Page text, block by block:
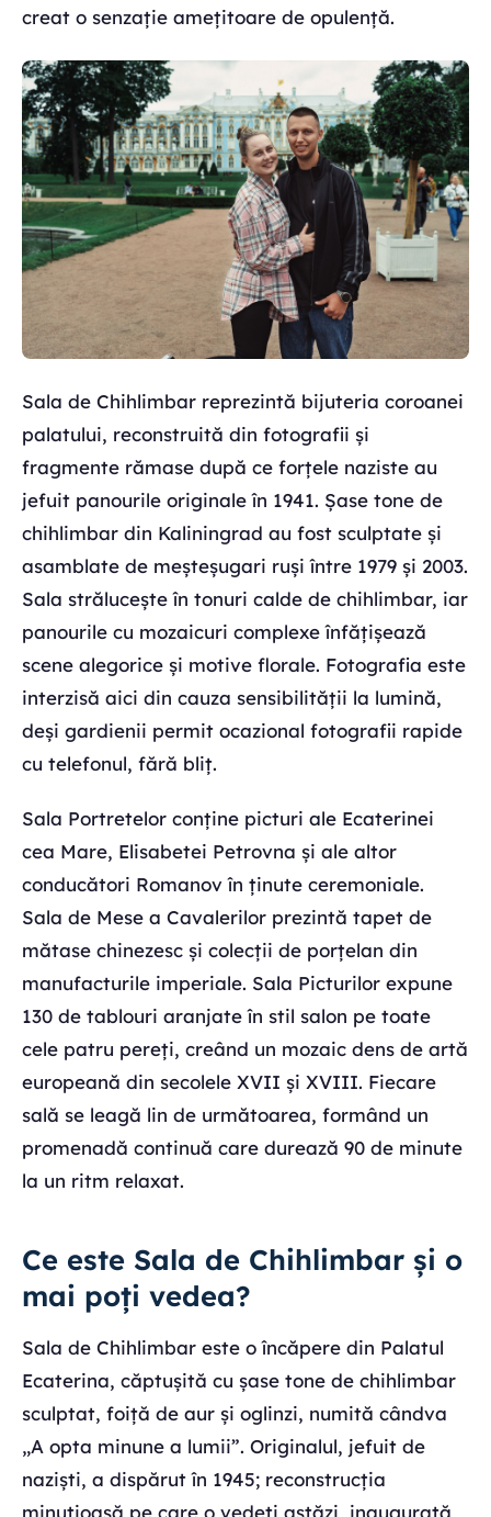
creat o senzație amețitoare de opulență.
Sala de Chihlimbar reprezintă bijuteria coroanei
palatului, reconstruită din fotografii și
fragmente rămase după ce forțele naziste au
jefuit panourile originale în 1941. Șase tone de
chihlimbar din Kaliningrad au fost sculptate și
asamblate de meșteșugari ruși între 1979 și 2003.
Sala strălucește în tonuri calde de chihlimbar, iar
panourile cu mozaicuri complexe înfățișează
scene alegorice și motive florale. Fotografia este
interzisă aici din cauza sensibilității la lumină,
deși gardienii permit ocazional fotografii rapide
cu telefonul, fără bliț.
Sala Portretelor conține picturi ale Ecaterinei
cea Mare, Elisabetei Petrovna și ale altor
conducători Romanov în ținute ceremoniale.
Sala de Mese a Cavalerilor prezintă tapet de
mătase chinezesc și colecții de porțelan din
manufacturile imperiale. Sala Picturilor expune
130 de tablouri aranjate în stil salon pe toate
cele patru pereți, creând un mozaic dens de artă
europeană din secolele XVII și XVIII. Fiecare
sală se leagă lin de următoarea, formând un
promenadă continuă care durează 90 de minute
la un ritm relaxat.
Ce este Sala de Chihlimbar și o
mai poți vedea?
Sala de Chihlimbar este o încăpere din Palatul
Ecaterina, căptușită cu șase tone de chihlimbar
sculptat, foiță de aur și oglinzi, numită cândva
„A opta minune a lumii”. Originalul, jefuit de
naziști, a dispărut în 1945; reconstrucția
minuțioasă pe care o vedeți astăzi, inaugurată